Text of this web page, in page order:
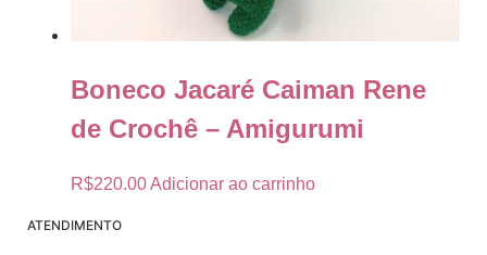
Boneco Jacaré Caiman Rene
de Crochê – Amigurumi
R$220.00Adicionar ao carrinho
ATENDIMENTO